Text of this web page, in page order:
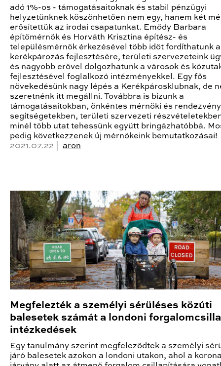
adó 1%-os - támogatásaitoknak és stabil pénzügyi
helyzetünknek köszönhetően nem egy, hanem két
erősítettük az irodai csapatunkat. Emődy Barbara
építőmérnök és Horváth Krisztina építész- és
településmérnök érkezésével több időt fordíthatunk
kerékpározás fejlesztésére, területi szervezeteink
és nagyobb erővel dolgozhatunk a városok és
fejlesztésével foglalkozó intézményekkel. Egy fős
növekedésünk nagy lépés a Kerékpárosklubnak, de
szeretnénk itt megállni. Továbbra is bízunk a
támogatásaitokban, önkéntes mérnöki és
segítségetekben, területi szervezeti
minél több utat tehessünk együtt bringázhatóbbá.
pedig következzenek új mérnökeink bemutatkozásai!
2021.07.22 | aron
Megfelezték a személyi sérüléses közúti
balesetek számát a londoni
intézkedések
Egy tanulmány szerint megfeleződtek a személyi
járó balesetek azokon a londoni utakon, ahol a